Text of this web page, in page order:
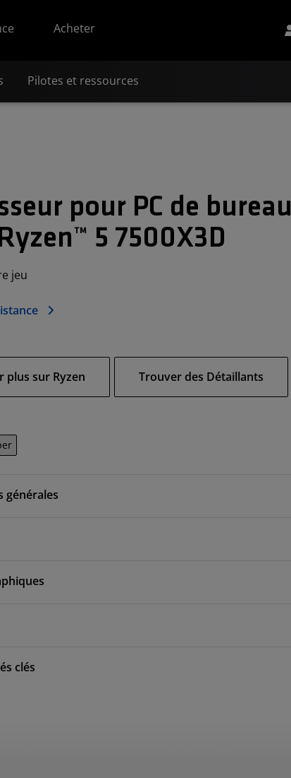
Acheter
Pilotes et ressources
pour PC de bureau
5 7500X3D
jeu
plus sur Ryzen Trouver des Détaillants
générales
clés